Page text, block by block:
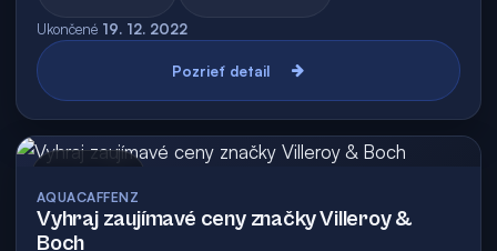
Ukončené 19. 12. 2022
Pozrieť detail
AQUACAFFENZ
Vyhraj zaujímavé ceny značky Villeroy &
Boch